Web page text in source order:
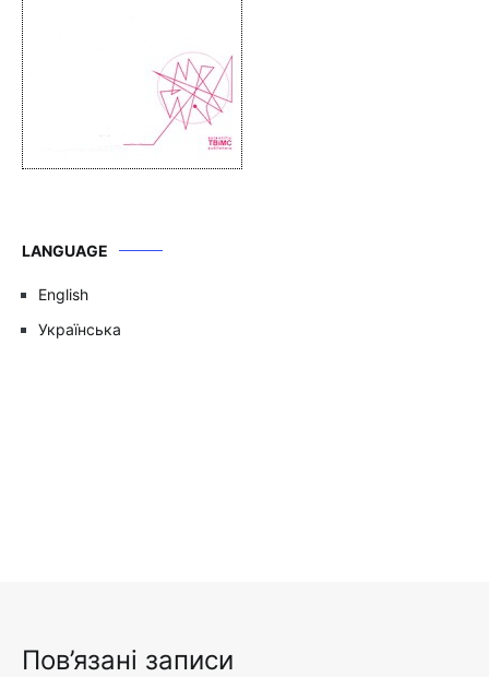
LANGUAGE
English
Українська
Пов’язані записи